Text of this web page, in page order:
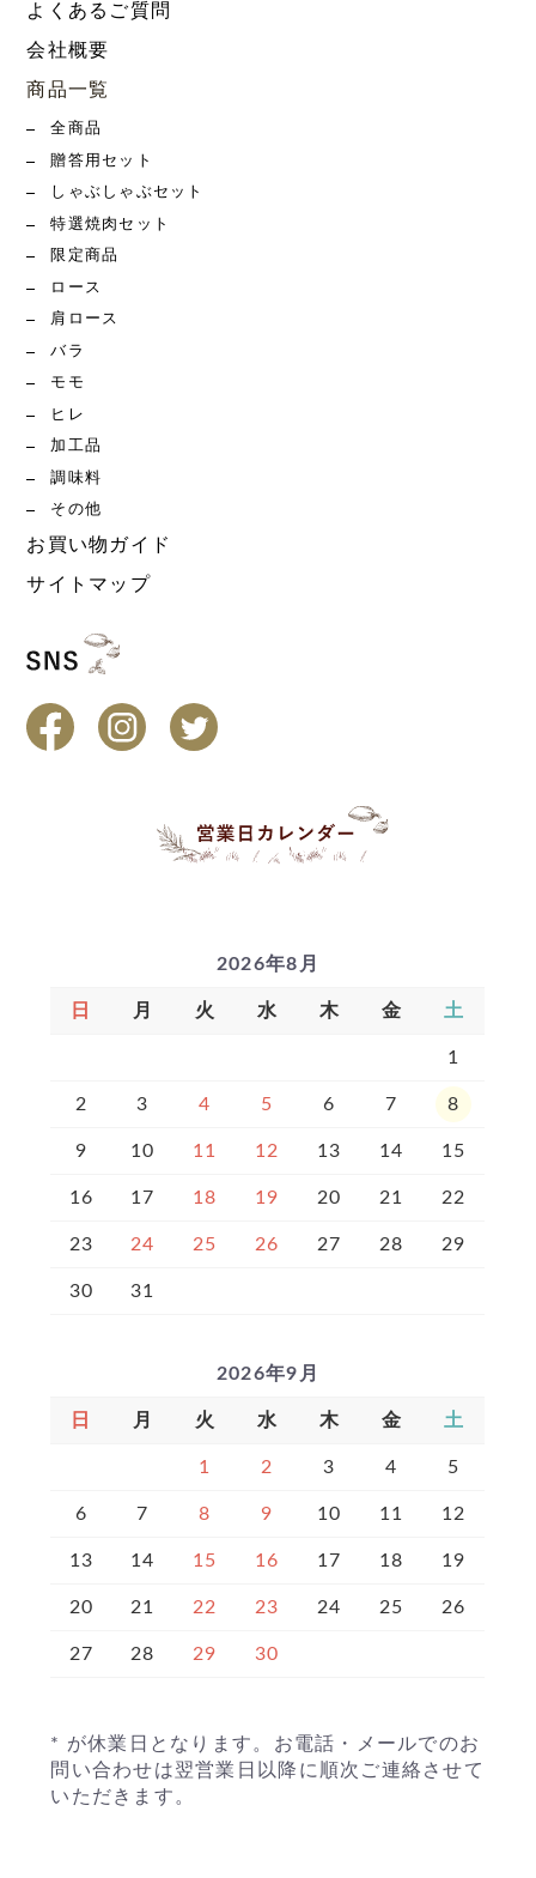
よくあるご質問
会社概要
商品一覧
全商品
贈答用セット
しゃぶしゃぶセット
特選焼肉セット
限定商品
ロース
肩ロース
バラ
モモ
ヒレ
加工品
調味料
その他
お買い物ガイド
サイトマップ
2026年8月
日 月 火 水 木 金 土
1
2 3 4 5 6 7 8
9 10 11 12 13 14 15
16 17 18 19 20 21 22
23 24 25 26 27 28 29
30 31
2026年9月
日 月 火 水 木 金 土
1 2 3 4 5
6 7 8 9 10 11 12
13 14 15 16 17 18 19
20 21 22 23 24 25 26
27 28 29 30
* が休業日となります。お電話・メールでのお
問い合わせは翌営業日以降に順次ご連絡させて
いただきます。